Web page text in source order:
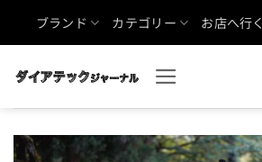
ブランド カテゴリー お店へ行く